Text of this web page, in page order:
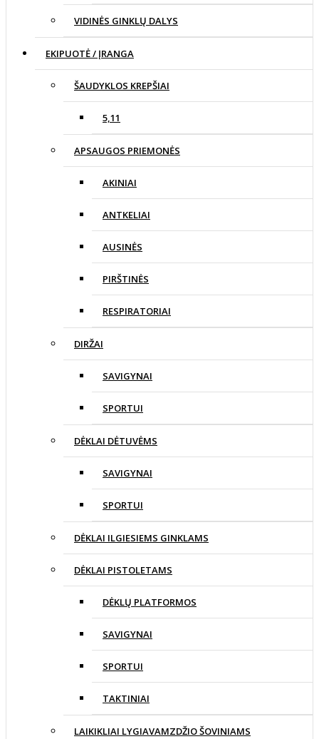
VIDINĖS GINKLŲ DALYS
EKIPUOTĖ / ĮRANGA
ŠAUDYKLOS KREPŠIAI
5,11
APSAUGOS PRIEMONĖS
AKINIAI
ANTKELIAI
AUSINĖS
PIRŠTINĖS
RESPIRATORIAI
DIRŽAI
SAVIGYNAI
SPORTUI
DĖKLAI DĖTUVĖMS
SAVIGYNAI
SPORTUI
DĖKLAI ILGIESIEMS GINKLAMS
DĖKLAI PISTOLETAMS
DĖKLŲ PLATFORMOS
SAVIGYNAI
SPORTUI
TAKTINIAI
LAIKIKLIAI LYGIAVAMZDŽIO ŠOVINIAMS